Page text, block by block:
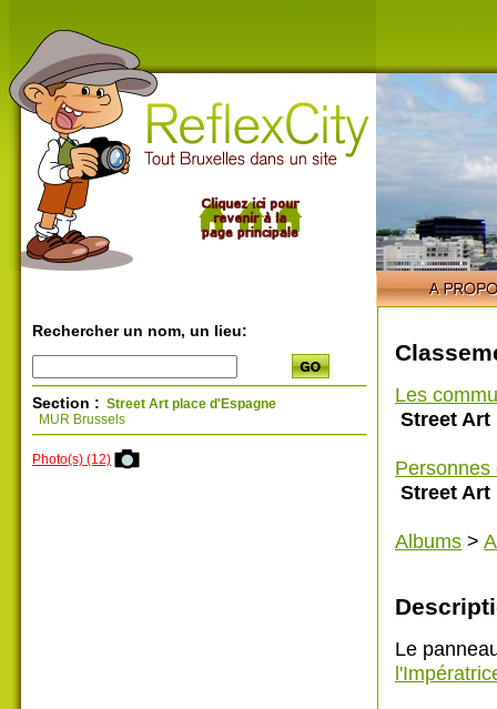
Rechercher un nom, un lieu:
Section : Street Art place d'Espagne
MUR Brussels
Photo(s) (12)
Les
Street Art
Personnes
Street Art
Albums >
Le